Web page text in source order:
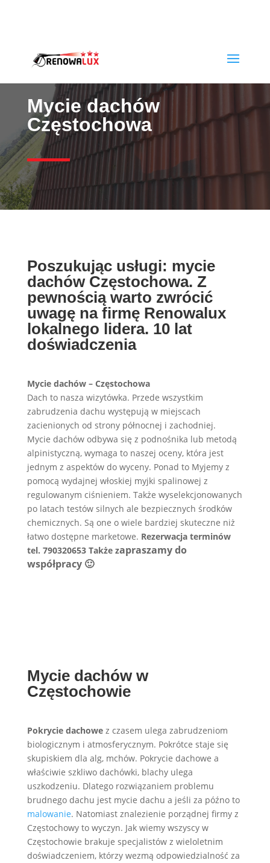
Mycie dachów
Częstochowa
Poszukując usługi: mycie
dachów Częstochowa. Z
pewnością warto zwrócić
uwagę na firmę Renowalux
lokalnego lidera. 10 lat
doświadczenia
Mycie dachów – Częstochowa
Dach to nasza wizytówka. Przede wszystkim
zabrudzenia dachu występują w miejscach
zacienionych od strony północnej i zachodniej.
Mycie dachów odbywa się z podnośnika lub metodą
alpinistyczną, wymaga to naszej oceny, która jest
jednym z aspektów do wyceny. Ponad to Myjemy z
pomocą wydajnej włoskiej myjki spalinowej z
regulowanym ciśnieniem. Także wyselekcjonowanych
po latach testów silnych ale bezpiecznych środków
chemicznych. Są one o wiele bardziej skuteczne niż
łatwo dostępne marketowe. Rezerwacja terminów
tel. 790320653 Także zapraszamy do
współpracy 🙂
Mycie dachów w
Częstochowie
Pokrycie dachowe z czasem ulega zabrudzeniom
biologicznym i atmosferycznym. Pokrótce staje się
skupiskiem dla alg, mchów. Pokrycie dachowe a
właściwie szkliwo dachówki, blachy ulega
uszkodzeniu. Dlatego rozwiązaniem problemu
brudnego dachu jest mycie dachu a jeśli za późno to
malowanie. Natomiast znalezienie porządnej firmy z
Częstochowy to wyczyn. Jak wiemy wszyscy w
Częstochowie brakuje specjalistów z wieloletnim
doświadczeniem, którzy wezmą odpowiedzialność za